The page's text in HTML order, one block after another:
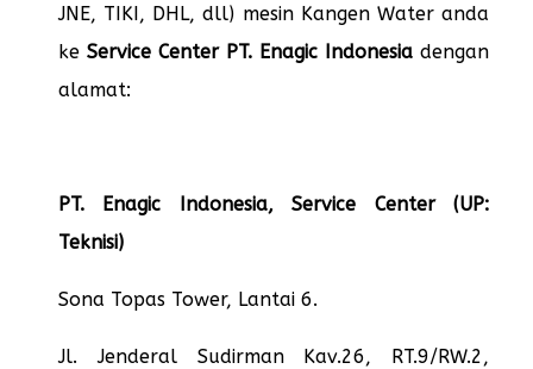
JNE, TIKI, DHL, dll) mesin Kangen Water anda
ke Service Center PT. Enagic Indonesia dengan
alamat:
PT. Enagic Indonesia, Service Center (UP:
Teknisi)
Sona Topas Tower, Lantai 6.
Jl. Jenderal Sudirman Kav.26, RT.9/RW.2,